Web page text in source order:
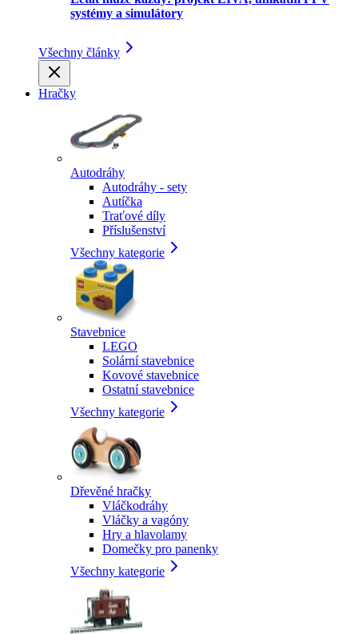
systémy a simulátory
Všechny články
Hračky
Autodráhy
Autodráhy - sety
Autíčka
Traťové díly
Příslušenství
Všechny kategorie
Stavebnice
LEGO
Solární stavebnice
Kovové stavebnice
Ostatní stavebnice
Všechny kategorie
Dřevěné hračky
Vláčkodráhy
Vláčky a vagóny
Hry a hlavolamy
Domečky pro panenky
Všechny kategorie